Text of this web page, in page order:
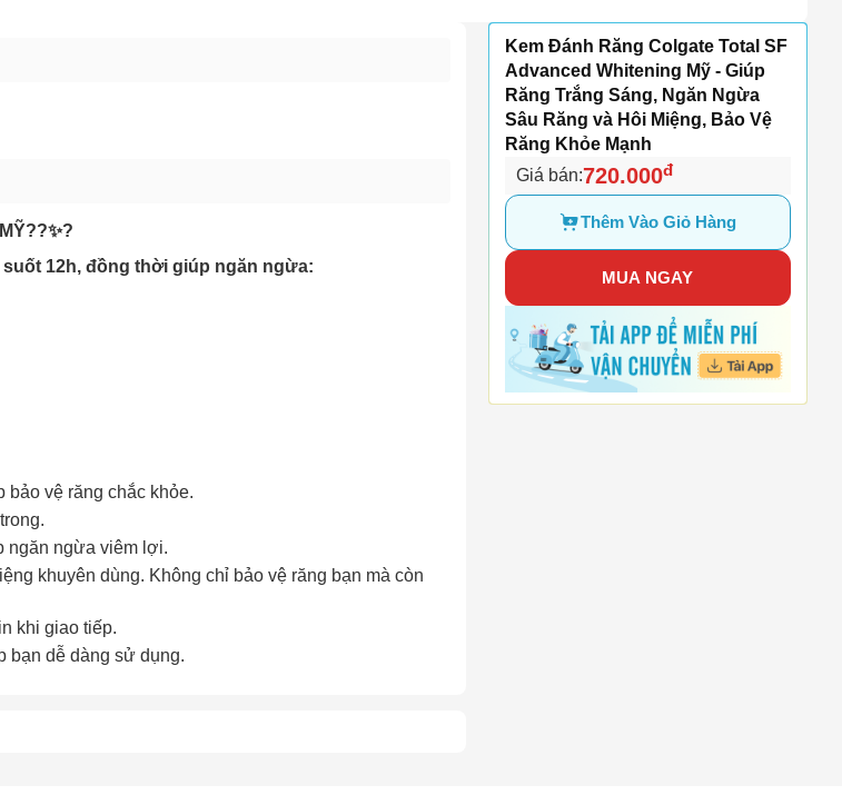
12h, đồng thời giúp ngăn ngừa:
bảo vệ răng chắc khỏe.
ngăn ngừa viêm lợi.
khuyên dùng. Không chỉ bảo vệ răng bạn mà còn
khi giao tiếp.
bạn dễ dàng sử dụng.
Kem Đánh Răng Colgate Total SF
Advanced Whitening Mỹ - Giúp
Răng Trắng Sáng, Ngăn Ngừa
Sâu Răng và Hôi Miệng, Bảo Vệ
Răng Khỏe Mạnh
Giá bán:720.000đ
Thêm Vào Giỏ Hàng
MUA NGAY
khách hàng mới!
Tặng bạn mã làm quen
đơn hàng có giá trị từ
mua hàng trênCHIAKI
Đừng Bỏ Lỡ! 🎁
Giá Dành Riêng Cho Bạn
XXX-XXXX